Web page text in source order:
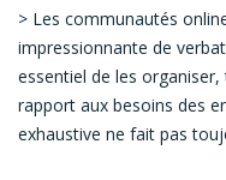
> Les communautés
impressionnante de
essentiel de les
rapport aux besoins des
exhaustive ne fait pas